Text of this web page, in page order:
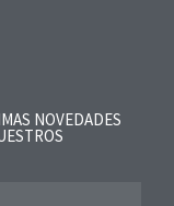
NOVEDADES